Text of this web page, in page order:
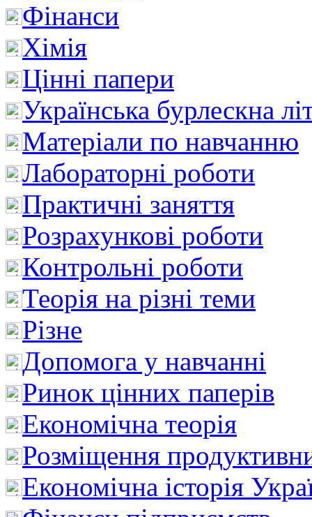
Фінанси
Хімія
Цінні папери
Українська бурлескна
Матеріали по навчанню
Лабораторні роботи
Практичні заняття
Розрахункові роботи
Контрольні роботи
Теорія на різні теми
Різне
Допомога у навчанні
Ринок цінних паперів
Економічна теорія
Розміщення
Економічна історія